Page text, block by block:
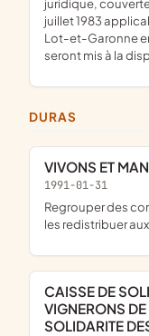
juillet 1983
Lot-et-Garonne
seront mis à la
DURAS
VIVONS ET
1991-01-31
regrouper des commandes en produits biologiques et
les redistribuer
CAISSE DE SOLIDARITE ET DE PRET MUTUEL DES
VIGNERONS
SOLIDARITE